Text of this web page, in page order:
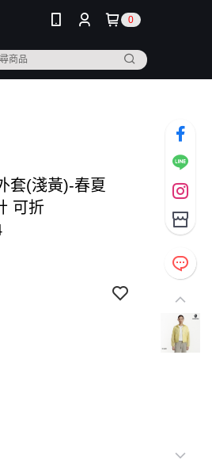
0
套(淺黃)-春夏
可折